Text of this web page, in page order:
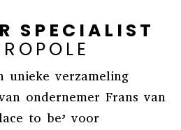
SPECIALIST
unieke verzameling
ondernemer Frans van
to be’ voor